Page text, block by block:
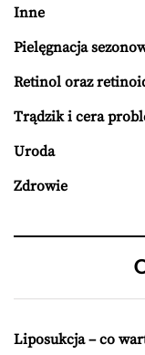
Inne
Pielęgnacja
Retinol oraz
Trądzik i cera
Uroda
Zdrowie
Liposukcja – co